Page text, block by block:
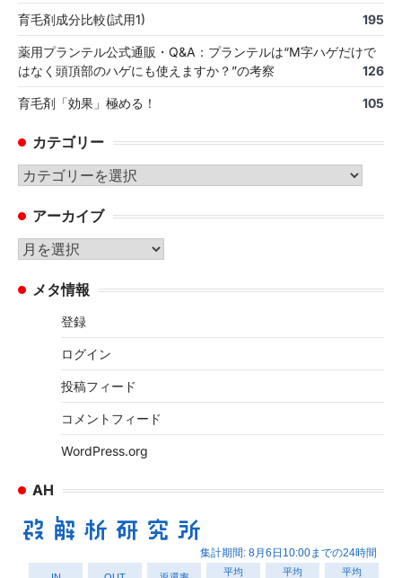
育毛剤成分比較(試用1) 195
薬用プランテル公式通販・Q&A：プランテルは“M字ハゲだけで
はなく頭頂部のハゲにも使えますか？”の考察
126
育毛剤「効果」極める！ 105
カテゴリー
カ
ゴ
リ
ー
アーカイブ
ア
カ メタ情報
登録
ログイン
投稿フィード
コメントフィード
WordPress.org
AH